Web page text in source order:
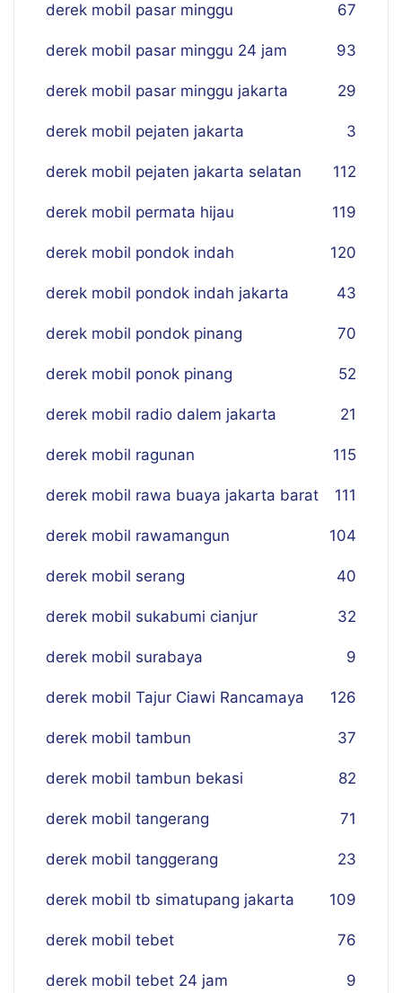
derek mobil pasar minggu 67
derek mobil pasar minggu 24 jam 93
derek mobil pasar minggu jakarta 29
derek mobil pejaten jakarta 3
derek mobil pejaten jakarta selatan 112
derek mobil permata hijau 119
derek mobil pondok indah 120
derek mobil pondok indah jakarta 43
derek mobil pondok pinang 70
derek mobil ponok pinang 52
derek mobil radio dalem jakarta 21
derek mobil ragunan 115
derek mobil rawa buaya jakarta barat 111
derek mobil rawamangun 104
derek mobil serang 40
derek mobil sukabumi cianjur 32
derek mobil surabaya 9
derek mobil Tajur Ciawi Rancamaya 126
derek mobil tambun 37
derek mobil tambun bekasi 82
derek mobil tangerang 71
derek mobil tanggerang 23
derek mobil tb simatupang jakarta 109
derek mobil tebet 76
derek mobil tebet 24 jam 9